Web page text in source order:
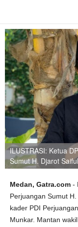
ILUSTRASI: Ketua
Sumut H. Djarot
Medan, Gatra.com -
Perjuangan Sumut
kader PDI
Munkar. Mantan